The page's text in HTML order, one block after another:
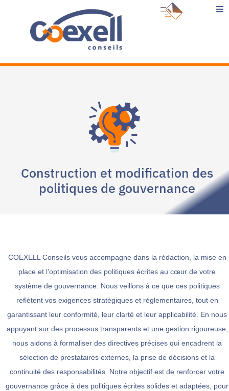
Expertises et services
Construction et modification des
politiques de gouvernance
COEXELL Conseils vous accompagne dans la rédaction, la mise en
place et l’optimisation des politiques écrites au cœur de votre
système de gouvernance. Nous veillons à ce que ces politiques
reflètent vos exigences stratégiques et réglementaires, tout en
garantissant leur conformité, leur clarté et leur applicabilité. En nous
appuyant sur des processus transparents et une gestion rigoureuse,
nous aidons à formaliser des directives précises qui encadrent la
sélection de prestataires externes, la prise de décisions et la
continuité des responsabilités. Notre objectif est de renforcer votre
gouvernance grâce à des politiques écrites solides et adaptées, pour